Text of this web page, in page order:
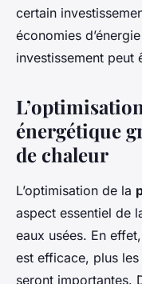
certain
économies
investissement peut
énergétique
de chaleur
L’optimisation de la
aspect essentiel de
eaux usées. En
est efficace, plus les
seront importantes.